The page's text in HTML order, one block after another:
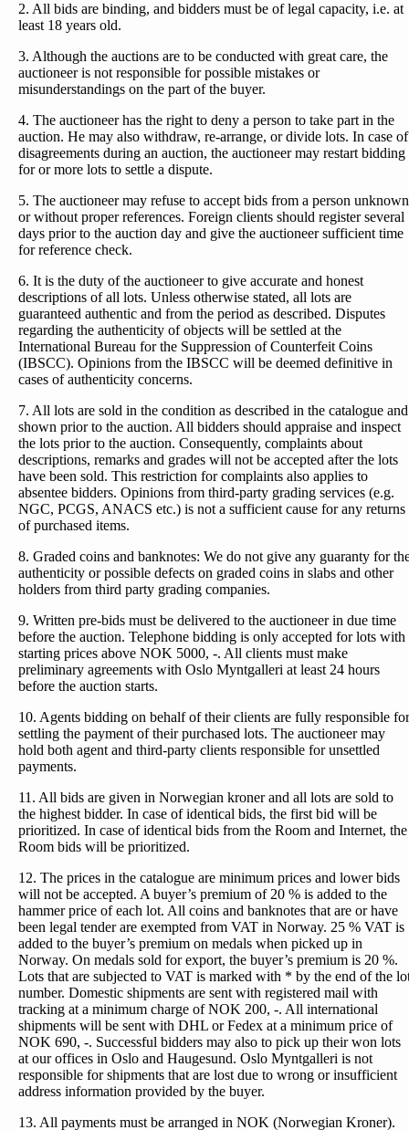
2. All bids are binding, and bidders must be of legal capacity, i.e. at
least 18 years old.
3. Although the auctions are to be conducted with great care, the
auctioneer is not responsible for possible mistakes or
misunderstandings on the part of the buyer.
4. The auctioneer has the right to deny a person to take part in the
auction. He may also withdraw, re-arrange, or divide lots. In case of
disagreements during an auction, the auctioneer may restart bidding
for or more lots to settle a dispute.
5. The auctioneer may refuse to accept bids from a person unknown
or without proper references. Foreign clients should register several
days prior to the auction day and give the auctioneer sufficient time
for reference check.
6. It is the duty of the auctioneer to give accurate and honest
descriptions of all lots. Unless otherwise stated, all lots are
guaranteed authentic and from the period as described. Disputes
regarding the authenticity of objects will be settled at the
International Bureau for the Suppression of Counterfeit Coins
(IBSCC). Opinions from the IBSCC will be deemed definitive in
cases of authenticity concerns.
7. All lots are sold in the condition as described in the catalogue and
shown prior to the auction. All bidders should appraise and inspect
the lots prior to the auction. Consequently, complaints about
descriptions, remarks and grades will not be accepted after the lots
have been sold. This restriction for complaints also applies to
absentee bidders. Opinions from third-party grading services (e.g.
NGC, PCGS, ANACS etc.) is not a sufficient cause for any returns
of purchased items.
8. Graded coins and banknotes: We do not give any guaranty for
authenticity or possible defects on graded coins in slabs and other
holders from third party grading companies.
9. Written pre-bids must be delivered to the auctioneer in due time
before the auction. Telephone bidding is only accepted for lots with
starting prices above NOK 5000, -. All clients must make
preliminary agreements with Oslo Myntgalleri at least 24 hours
before the auction starts.
10. Agents bidding on behalf of their clients are fully responsible for
settling the payment of their purchased lots. The auctioneer may
hold both agent and third-party clients responsible for unsettled
payments.
11. All bids are given in Norwegian kroner and all lots are sold to
the highest bidder. In case of identical bids, the first bid will be
prioritized. In case of identical bids from the Room and Internet, the
Room bids will be prioritized.
12. The prices in the catalogue are minimum prices and lower bids
will not be accepted. A buyer’s premium of 20 % is added to the
hammer price of each lot. All coins and banknotes that are or have
been legal tender are exempted from VAT in Norway. 25 % VAT is
added to the buyer’s premium on medals when picked up in
Norway. On medals sold for export, the buyer’s premium is 20 %.
Lots that are subjected to VAT is marked with * by the end of the
number. Domestic shipments are sent with registered mail with
tracking at a minimum charge of NOK 200, -. All international
shipments will be sent with DHL or Fedex at a minimum price of
NOK 690, -. Successful bidders may also to pick up their won lots
at our offices in Oslo and Haugesund. Oslo Myntgalleri is not
responsible for shipments that are lost due to wrong or insufficient
address information provided by the buyer.
13. All payments must be arranged in NOK (Norwegian Kroner).